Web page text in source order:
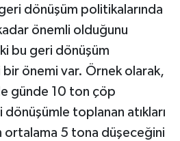
dönüşüm politikalarında
önemli olduğunu
bu geri dönüşüm
bir önemi var. Örnek olarak,
günde 10 ton çöp
toplanan atıkları
ortalama 5 tona düşeceğini